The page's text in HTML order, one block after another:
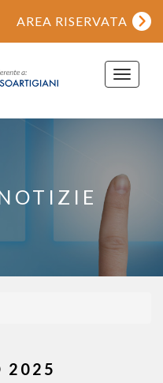
AREA RISERVATA
Toggle
2025